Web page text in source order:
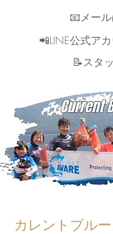
📧メー
📲LINE公式ア
​📝スタ
カレントブル